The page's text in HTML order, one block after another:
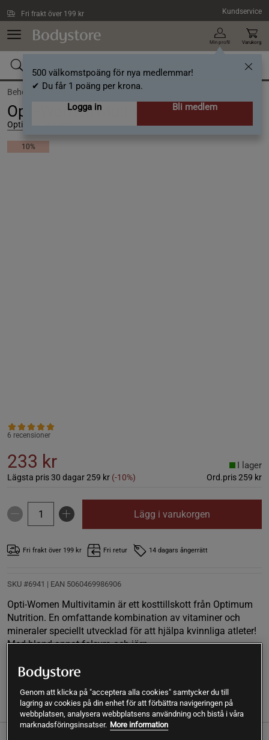
Fri frakt över 199 kr Kundservice
Min profil
500 välkomstpoäng för nya medlemmar!
✔ Du får 1 poäng per krona.
Logga in
Bli medlem
Varukorg
Behov / Kvinnohälsa
Opti-Women Multivitamin 60 kapslar
Optimum Nutrition
10%
6 recensioner
233 kr
Lägsta pris 30 dagar259 kr (-10%) Ord.pris259 kr
I lager
Lägg i varukorgen
Fri frakt över 199 kr Fri retur 14 dagars ångerrätt
SKU #6941 | EAN 5060469986906
Opti-Women Multivitamin är ett kosttillskott från Optimum
Nutrition. En omfattande kombination av vitaminer och
mineraler speciellt utvecklad för att hjälpa kvinnliga atleter!
Med bland annat folsyra och järn.
Läs mer
Information Recensioner (6) Näring & Ingredienser
Genom att klicka på "acceptera alla cookies" samtycker du till
lagring av cookies på din enhet för att förbättra navigeringen på
webbplatsen, analysera webbplatsens användning och bistå i våra
marknadsföringsinsatser. More information